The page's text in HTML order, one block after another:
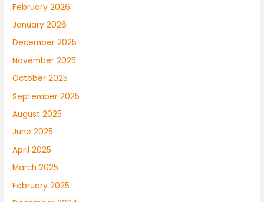
February 2026
January 2026
December 2025
November 2025
October 2025
September 2025
August 2025
June 2025
April 2025
March 2025
February 2025